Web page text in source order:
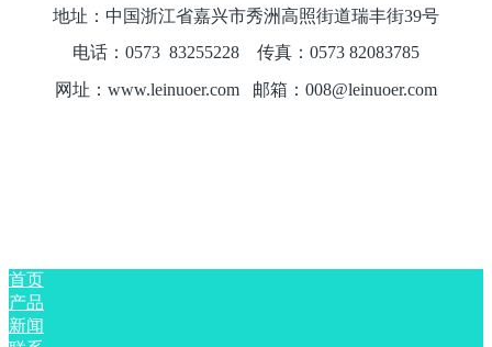
地址：中国浙江省嘉兴市秀洲高照街道瑞丰街39号
电话：0573 83255228
传真：0573 82083785
网址：www.leinuoer.com 邮箱：008@leinuoer.com
首页
产品
新闻